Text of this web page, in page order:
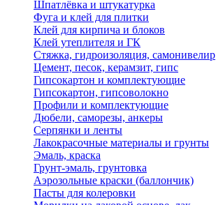
Шпатлёвка и штукатурка
Фуга и клей для плитки
Клей для кирпича и блоков
Клей утеплителя и ГК
Стяжка, гидроизоляция, самонивелир
Цемент, песок, керамзит, гипс
Гипсокартон и комплектующие
Гипсокартон, гипсоволокно
Профили и комплектующие
Дюбели, саморезы, анкеры
Серпянки и ленты
Лакокрасочные материалы и грунты
Эмаль, краска
Грунт-эмаль, грунтовка
Аэрозольные краски (баллончик)
Пасты для колеровки